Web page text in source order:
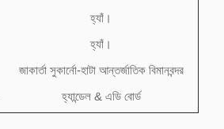
হ্যাঁ।
হ্যাঁ।
জাকার্তা সুকার্নো-হাটা আন্তর্জাতিক বিমানবন্দর
হ্যান্ডেল & এডি বোর্ড